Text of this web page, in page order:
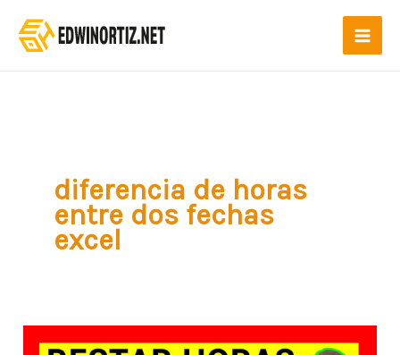
diferencia de horas
entre dos fechas
excel